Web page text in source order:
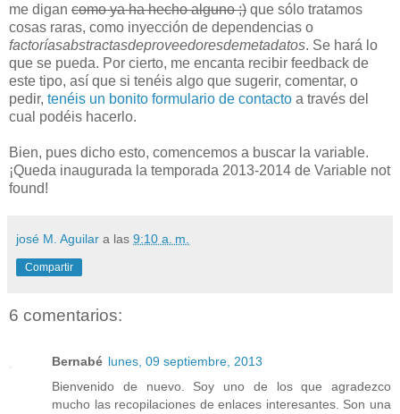
me digan como ya ha hecho alguno ;) que sólo tratamos
cosas raras, como inyección de dependencias o
factoríasabstractasdeproveedoresdemetadatos. Se hará lo
que se pueda. Por cierto, me encanta recibir feedback de
este tipo, así que si tenéis algo que sugerir, comentar, o
pedir, tenéis un bonito formulario de contacto a través del
cual podéis hacerlo.
Bien, pues dicho esto, comencemos a buscar la variable.
¡Queda inaugurada la temporada 2013-2014 de Variable not
found!
josé M. Aguilar a las 9:10 a. m.
Compartir
6 comentarios:
Bernabé lunes, 09 septiembre, 2013
Bienvenido de nuevo. Soy uno de los que agradezco
mucho las recopilaciones de enlaces interesantes. Son una